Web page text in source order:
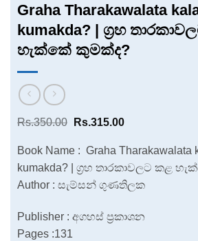
Graha Tharakawalata
kumakda? | ග්‍රහ
හැක්කේ කුමක්ද?
Rs.350.00 Original
was:
Rs.350.00.
Rs.315.00Current
is:
Rs.315.00.
Book Name : Graha Tharakawalata
kumakda? | ග්‍රහ තාරකාවලට කළ
Author : සැම්සන් ගුණතිලක
Publisher : අගහස් ප්‍රකාශන
Pages :131